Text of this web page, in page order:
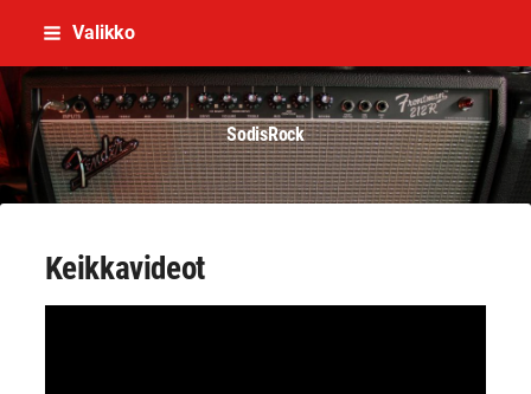
Siirry
sisältöön
Valikko
SodisRock
Keikkavideot